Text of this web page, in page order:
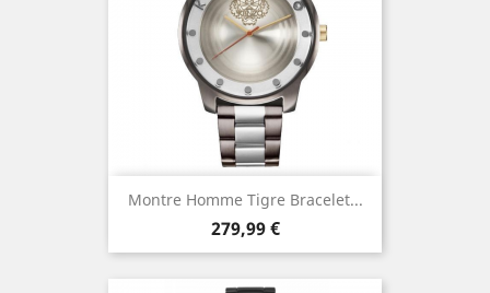
Montre Homme Tigre Bracelet...
Prix
279,99 €